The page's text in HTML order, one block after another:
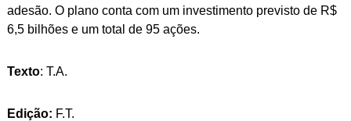
adesão. O plano conta com um investimento previsto de R$
6,5 bilhões e um total de 95 ações.
Texto: T.A.
Edição: F.T.